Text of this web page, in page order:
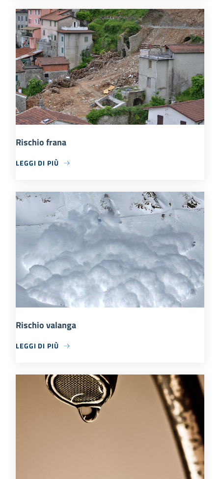
Rischio frana
LEGGI DI PIÙ
Rischio valanga
LEGGI DI PIÙ